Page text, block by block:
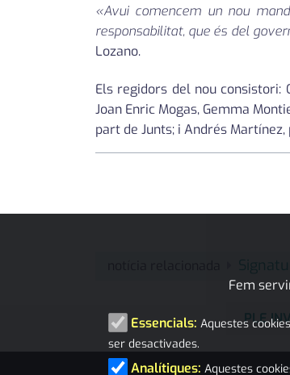
«Avui comencem un nou
responsabilitat, que és del
Lozano.
Els regidors del nou consistori:
Joan Enric Mogas, Gemma
part de Junts; i Andrés
PLE
Fem
Essencials: Aquestes
ser desactivades.
Analítiques: Aquestes